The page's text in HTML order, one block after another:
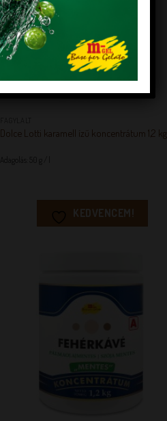
+
Dolce Lotti karamell ízű koncentrátum 1,2 kg
KEDVENCEM!